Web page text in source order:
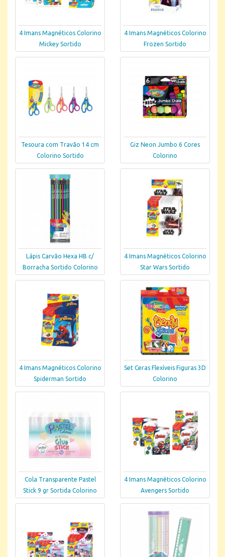
4 Imans Magnéticos Colorino
Mickey Sortido
4 Imans Magnéticos Colorino
Frozen Sortido
Tesoura com Travão 14 cm
Colorino Sortido
Giz Neon Jumbo 6 Cores
Colorino
Lápis Carvão Hexa HB c/
Borracha Sortido Colorino
4 Imans Magnéticos Colorino
Star Wars Sortido
4 Imans Magnéticos Colorino
Spiderman Sortido
Set Ceras Flexíveis Figuras 3D
Colorino
Cola Transparente Pastel
Stick 9 gr Sortida Colorino
4 Imans Magnéticos Colorino
Avengers Sortido